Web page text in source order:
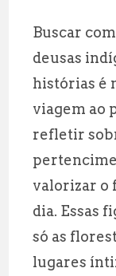
Buscar
deusas
histórias é
viagem ao
refletir
valorizar o
dia. Essas
só as
lugares